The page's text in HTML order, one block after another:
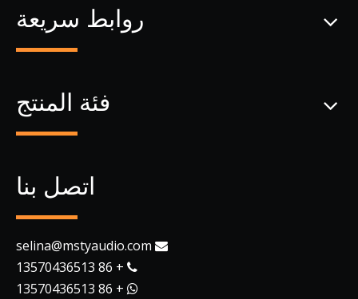
روابط سريعة
فئة المنتج
اتصل بنا

selina@mstyaudio.com

+ 86 13570436513

+ 86 13570436513